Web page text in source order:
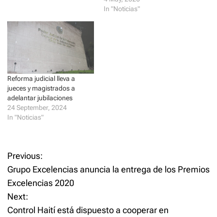
n i
n
d
o
In "Noticias"
Reforma judicial lleva a
jueces y magistrados a
adelantar jubilaciones
24 September, 2024
In "Noticias"
P
o
s
Previous:
Grupo Excelencias anuncia la entrega de los Premios
Excelencias 2020
Next:
Control Haití está dispuesto a cooperar en